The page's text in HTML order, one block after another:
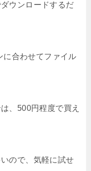
ウンロードするだ
合わせてファイル
、500円程度で買え
ので、気軽に試せ